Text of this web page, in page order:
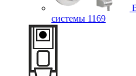
системы 1169